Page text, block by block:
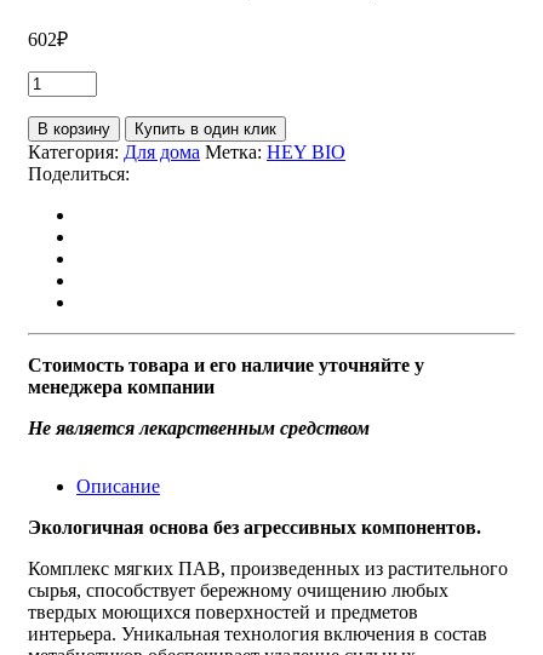
602₽
В корзину Купить в один клик
Категория: Для дома Метка: HEY BIO
Поделиться:
Стоимость товара и его наличие уточняйте у
менеджера компании
Не является лекарственным средством
Описание
Экологичная основа без агрессивных компонентов.
Комплекс мягких ПАВ, произведенных из растительного
сырья, способствует бережному очищению любых
твердых моющихся поверхностей и предметов
интерьера. Уникальная технология включения в состав